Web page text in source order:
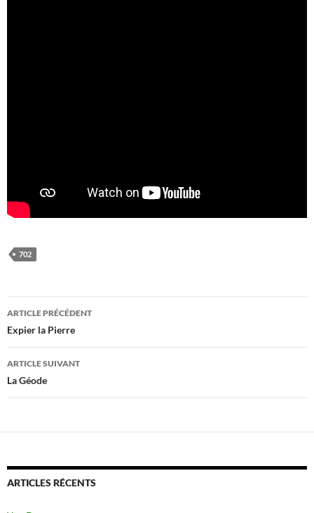
702
Navigation
des
articles
ARTICLE PRÉCÉDENT
Expier la Pierre
ARTICLE SUIVANT
La Géode
ARTICLES RÉCENTS